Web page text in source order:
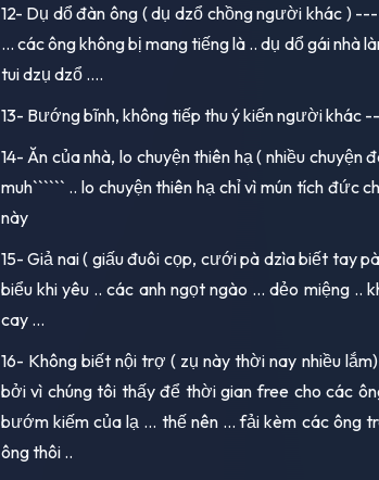
12- Dụ dổ đàn ông ( dụ dzổ chồng người khác )
... các ông không bị mang tiếng là .. dụ dổ gái nhà
tui dzụ dzổ ....
13- Bướng bĩnh, không tiếp thu ý kiến người khác
14- Ăn của nhà, lo chuyện thiên hạ ( nhiều chuyện
muh`````` .. lo chuyện thiên hạ chỉ vì mún tích đức
này
15- Giả nai ( giấu đuôi cọp, cưới pà dzìa biết tay
biểu khi yêu .. các anh ngọt ngào ... dẻo miệng ..
cay ...
16- Không biết nội trợ ( zụ này thời nay nhiều
bởi vì chúng tôi thấy để thời gian free cho các
bướm kiếm của lạ ... thế nên ... fải kèm các ông
ông thôi ..